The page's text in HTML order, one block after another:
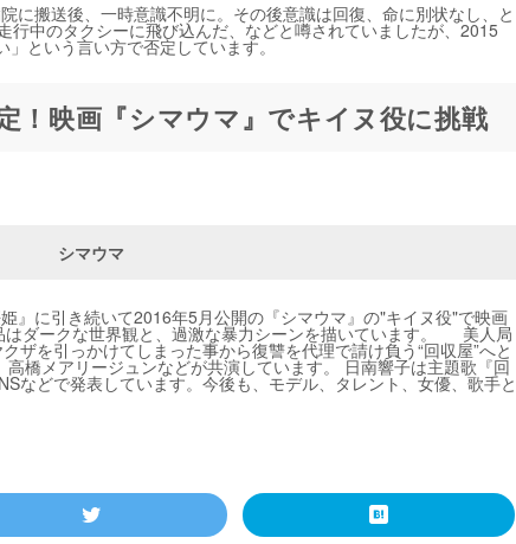
搬送後、一時意識不明に。その後意識は回復、命に別状なし、と
行中のタクシーに飛び込んだ、などと噂されていましたが、2015
という言い方で否定しています。
！映画『シマウマ』でキイヌ役に挑戦
シマウマ
』に引き続いて2016年5月公開の『シマウマ』の"キイヌ役"で映画
はダークな世界観と、過激な暴力シーンを描いています。 美人局
ザを引っかけてしまった事から復讐を代理で請け負う“回収屋”へと
橋メアリージュンなどが共演しています。 日南響子は主題歌『回
などで発表しています。今後も、モデル、タレント、女優、歌手と